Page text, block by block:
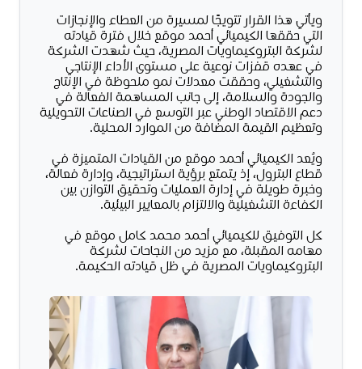
ويأتي هذا القرار تتويجًا لمسيرة من العطاء والإنجازات
التي حققها الكيميائي أحمد موقع خلال فترة قيادته
لشركة البتروكيماويات المصرية، حيث شهدت الشركة
في عهده قفزات نوعية على مستوى الأداء الإنتاجي
والتشغيلي، وحققت معدلات نمو ملحوظة في الإنتاج
والجودة والسلامة، إلى جانب المساهمة الفعالة في
دعم الاقتصاد الوطني عبر التوسع في الصناعات التحويلية
وتعظيم القيمة المضافة من الموارد المحلية.
ويُعد الكيميائي أحمد موقع من القيادات المتميزة في
قطاع البترول، إذ يتمتع برؤية استراتيجية، وإدارة فعالة،
وخبرة طويلة في إدارة العمليات وتحقيق التوازن بين
الكفاءة التشغيلية والالتزام بالمعايير البيئية.
كل التوفيق للكيميائي أحمد محمد كامل موقع في
مهامه المقبلة، مع مزيد من النجاحات لشركة
البتروكيماويات المصرية في ظل قيادته الحكيمة.